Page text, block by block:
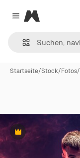
Close menu
Magnific
Startseite/Stock/Fotos/
Premium